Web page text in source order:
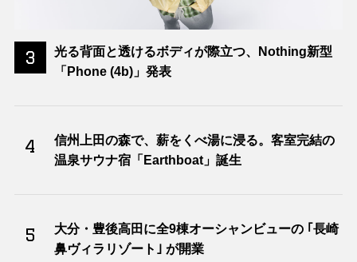
3
光る背面と透けるボディが際立つ、Nothing新型
「Phone (4b)」発表
4
信州上田の森で、薪をくべ湯に浸る。客室完結の
温泉サウナ宿「Earthboat」誕生
5
大分・豊後高田に全9棟オーシャンビューの ｢長崎
鼻ヴィラリゾート｣ が開業